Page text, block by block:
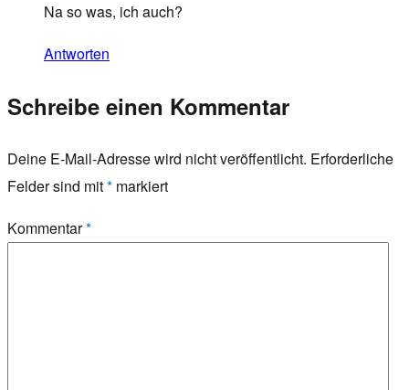
Na so was, ich auch?
Antworten
Schreibe einen Kommentar
Deine E-Mail-Adresse wird nicht veröffentlicht. Erforderliche
Felder sind mit* markiert
Kommentar*